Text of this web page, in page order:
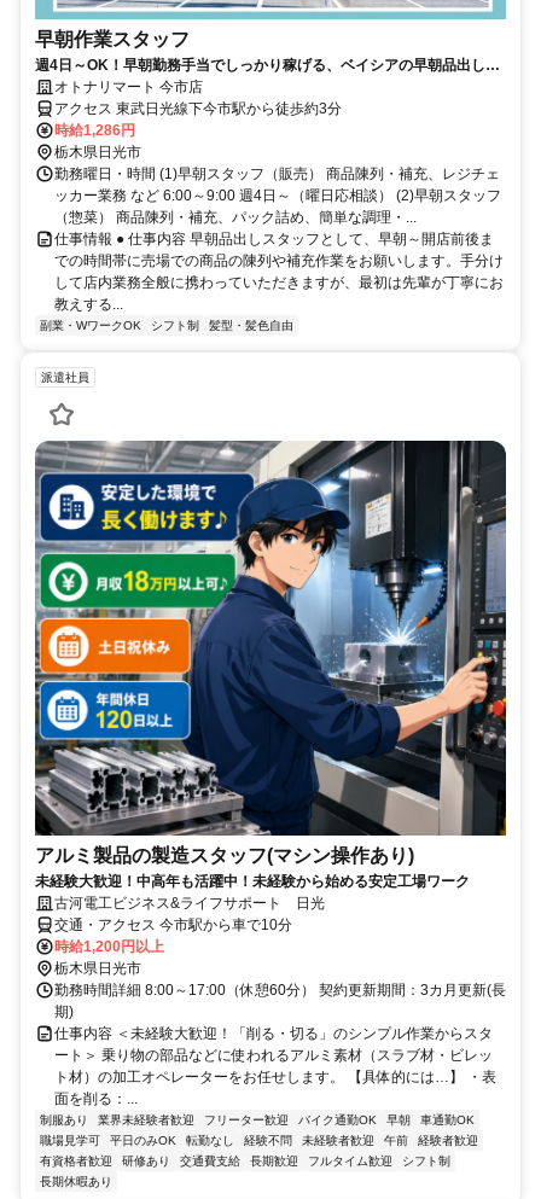
早朝作業スタッフ
週4日～OK！早朝勤務手当でしっかり稼げる、ベイシアの早朝品出しス
タッフ（アルバイト）求人
オトナリマート 今市店
アクセス 東武日光線下今市駅から徒歩約3分
時給1,286円
栃木県日光市
勤務曜日・時間 (1)早朝スタッフ（販売） 商品陳列・補充、レジチェ
ッカー業務 など 6:00～9:00 週4日～（曜日応相談） (2)早朝スタッフ
（惣菜） 商品陳列・補充、パック詰め、簡単な調理・...
仕事情報 ● 仕事内容 早朝品出しスタッフとして、早朝～開店前後ま
での時間帯に売場での商品の陳列や補充作業をお願いします。手分け
して店内業務全般に携わっていただきますが、最初は先輩が丁寧にお
教えする...
副業・WワークOK シフト制 髪型・髪色自由
派遣社員
アルミ製品の製造スタッフ(マシン操作あり)
未経験大歓迎！中高年も活躍中！未経験から始める安定工場ワーク
古河電工ビジネス&ライフサポート 日光
交通・アクセス 今市駅から車で10分
時給1,200円以上
栃木県日光市
勤務時間詳細 8:00～17:00（休憩60分） 契約更新期間：3カ月更新(長
期)
仕事内容 ＜未経験大歓迎！「削る・切る」のシンプル作業からスタ
ート＞ 乗り物の部品などに使われるアルミ素材（スラブ材・ビレッ
ト材）の加工オペレーターをお任せします。 【具体的には…】 ・表
面を削る：...
制服あり 業界未経験者歓迎 フリーター歓迎 バイク通勤OK 早朝
車通勤OK
職場見学可
平日のみOK 転勤なし 経験不問 未経験者歓迎 午前
経験者歓迎
有資格者歓迎
研修あり 交通費支給 長期歓迎 フルタイム歓迎
シフト制
長期休暇あり